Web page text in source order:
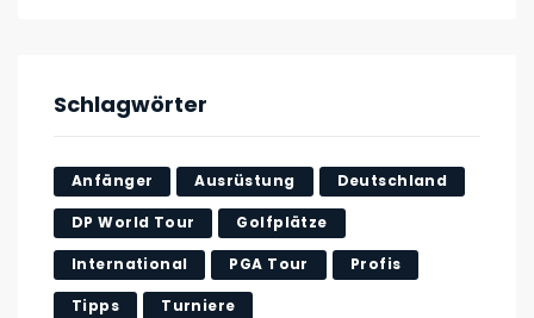
Schlagwörter
Anfänger Ausrüstung Deutschland
DP World Tour Golfplätze
International PGA Tour Profis
Tipps Turniere